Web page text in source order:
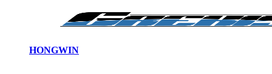
HONGWIN